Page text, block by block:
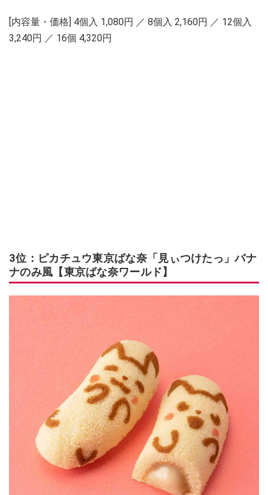
[内容量・価格] 4個入 1,080円 ／ 8個入 2,160円 ／ 12個入
3,240円 ／ 16個 4,320円
3位：ピカチュウ東京ばな奈「見ぃつけたっ」バナ
ナのみ風【東京ばな奈ワールド】